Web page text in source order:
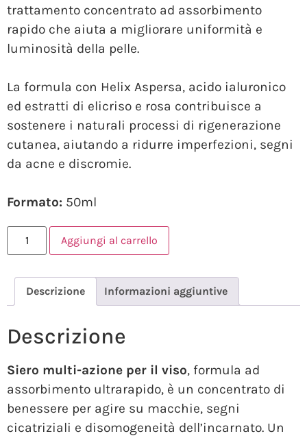
trattamento concentrato ad assorbimento
rapido che aiuta a migliorare uniformità e
luminosità della pelle.
La formula con Helix Aspersa, acido ialuronico
ed estratti di elicriso e rosa contribuisce a
sostenere i naturali processi di rigenerazione
cutanea, aiutando a ridurre imperfezioni, segni
da acne e discromie.
Formato: 50ml
Aggiungi al carrello
Descrizione Informazioni aggiuntive
Descrizione
Siero multi-azione per il viso, formula ad
assorbimento ultrarapido, è un concentrato di
benessere per agire su macchie, segni
cicatriziali e disomogeneità dell’incarnato. Un